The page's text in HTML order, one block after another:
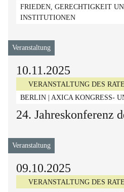
FRIEDEN, GERECHTIGKEIT
INSTITUTIONEN
Veranstaltung
10.11.2025
VERANSTALTUNG DES
BERLIN | AXICA KONGRESS-
24. Jahreskonferenz
Veranstaltung
09.10.2025
VERANSTALTUNG DES